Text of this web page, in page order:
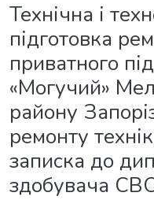
Технічна і
підготовка
приватного
«Могучий»
району
ремонту
записка до
здобувача